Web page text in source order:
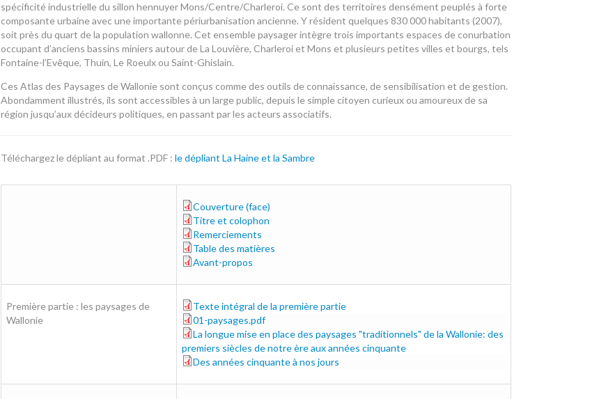
spécificité industrielle du sillon hennuyer Mons/Centre/Charleroi. Ce sont des territoires densément peuplés à forte
composante urbaine avec une importante périurbanisation ancienne. Y résident quelques 830 000 habitants (2007),
soit près du quart de la population wallonne. Cet ensemble paysager intègre trois importants espaces de conurbation
occupant d’anciens bassins miniers autour de La Louvière, Charleroi et Mons et plusieurs petites villes et bourgs, tels
Fontaine-l’Evêque, Thuin, Le Roeulx ou Saint-Ghislain.
Ces Atlas des Paysages de Wallonie sont conçus comme des outils de connaissance, de sensibilisation et de gestion.
Abondamment illustrés, ils sont accessibles à un large public, depuis le simple citoyen curieux ou amoureux de sa
région jusqu’aux décideurs politiques, en passant par les acteurs associatifs.
Téléchargez le dépliant au format .PDF : le dépliant La Haine et la Sambre
couverture_web.pdf
Couverture (face)
titre_et_colophon.pdf
Titre et colophon
remerciements_0.pdf
Remerciements
table-des-matieres_1.pdf
Table des matières
avant-propos_0.pdf
Avant-propos
Première partie : les paysages de
Wallonie
1e-partie.pdf
Texte intégral de la première partie
01-paysages.pdf
01-paysages.pdf
01-mise-en-place.pdf
La longue mise en place des paysages "traditionnels" de la Wallonie: des
premiers siècles de notre ère aux années cinquante
01-annees50.pdf
Des années cinquante à nos jours